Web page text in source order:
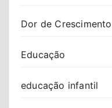
Dor de Crescimento
Educação
educação infantil